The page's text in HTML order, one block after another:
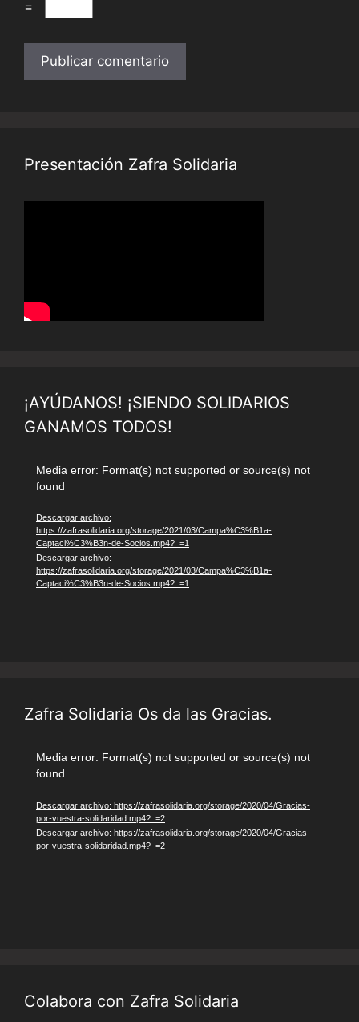
=
Presentación Zafra Solidaria
¡AYÚDANOS! ¡SIENDO SOLIDARIOS
GANAMOS TODOS!
Reproductor
de
vídeo
Media error: Format(s) not supported or source(s) not
found
Descargar archivo:
https://zafrasolidaria.org/storage/2021/03/Campa%C3%B1a-
Captaci%C3%B3n-de-Socios.mp4?_=1
Descargar archivo:
https://zafrasolidaria.org/storage/2021/03/Campa%C3%B1a-
Captaci%C3%B3n-de-Socios.mp4?_=1
Zafra Solidaria Os da las Gracias.
Reproductor
de
vídeo
Media error: Format(s) not supported or source(s) not
found
Descargar archivo: https://zafrasolidaria.org/storage/2020/04/Gracias-
por-vuestra-solidaridad.mp4?_=2
Descargar archivo: https://zafrasolidaria.org/storage/2020/04/Gracias-
por-vuestra-solidaridad.mp4?_=2
Colabora con Zafra Solidaria